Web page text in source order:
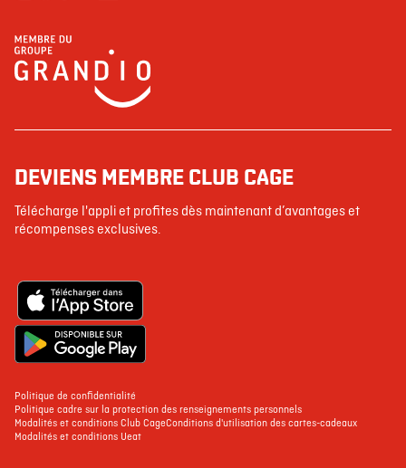
DEVIENS MEMBRE CLUB CAGE
Télécharge l'appli et profites dès maintenant d’avantages et
récompenses exclusives.
Politique de confidentialité
Politique cadre sur la protection des renseignements personnels
Modalités et conditions Club CageConditions d'utilisation des cartes-cadeaux
Modalités et conditions Ueat